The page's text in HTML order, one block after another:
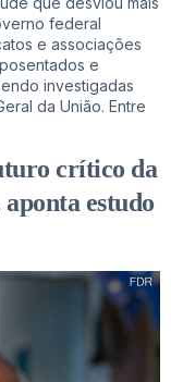
federal
e associações
e
investigadas
da União. Entre
crítico da
estudo